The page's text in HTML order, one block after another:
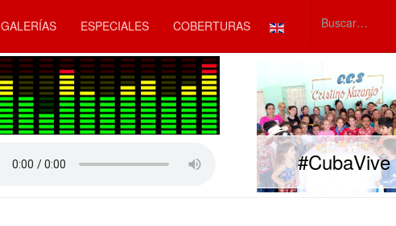
Seleccione su
Type 2 or
GALERÍAS ESPECIALES COBERTURAS
#CubaVive